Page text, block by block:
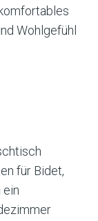
Wohlgefühl
für Bidet,
ein